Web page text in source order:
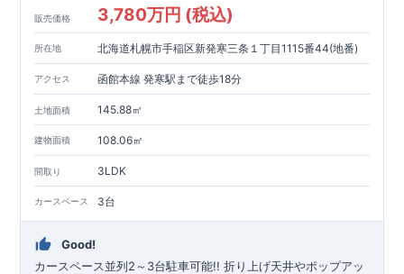
販売価格 3,780万円 (税込)
所在地 北海道札幌市手稲区新発寒三条１丁目1115番44(地番)
アクセス 函館本線 発寒駅まで徒歩18分
土地面積 145.88㎡
建物面積 108.06㎡
間取り 3LDK
カースペース 3台
Good!
カースペース並列2～3台駐車可能!! ​折り上げ天井やポップアッ